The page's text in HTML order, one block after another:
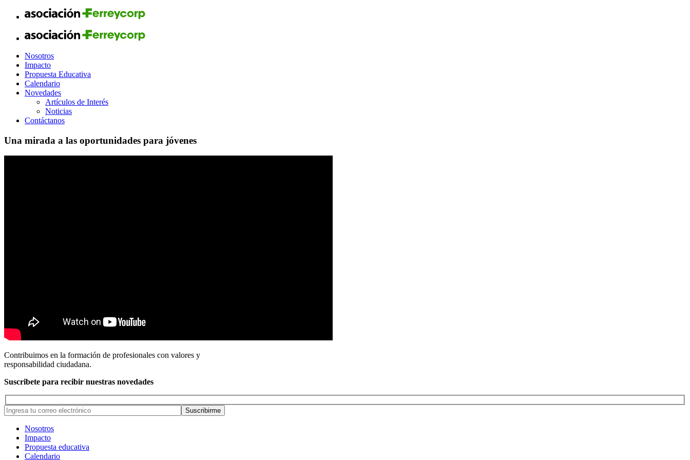
Nosotros
Impacto
Propuesta Educativa
Calendario
Novedades
Artículos de Interés
Noticias
Contáctanos
Una mirada a las oportunidades para jóvenes
Contribuimos en la formación de profesionales con valores y
responsabilidad ciudadana.
Suscribete para recibir nuestras novedades
Nosotros
Impacto
Propuesta educativa
Calendario